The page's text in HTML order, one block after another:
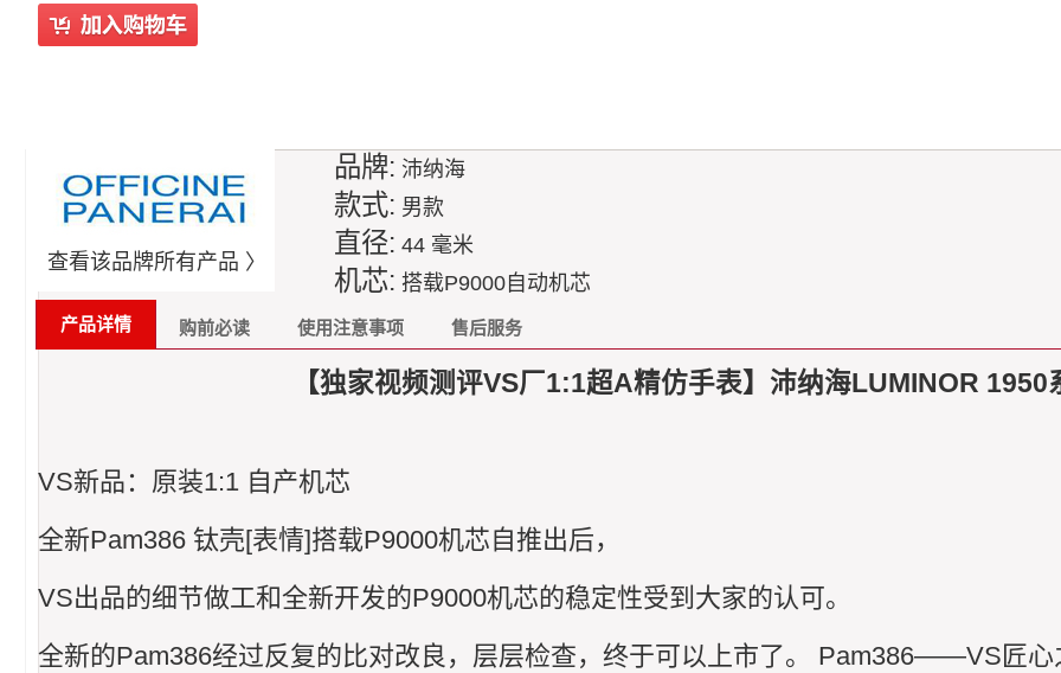
查看该品牌所有产品 〉
品牌: 沛纳海
款式: 男款
直径: 44 毫米
机芯: 搭载P9000自动机芯
产品详情 购前必读 使用注意事项 售后服务
【独家视频测评VS厂1:1超A精仿手表】沛纳海LUMINOR 1950
VS新品：原装1:1 自产机芯
全新Pam386 钛壳[表情]搭载P9000机芯自推出后，
VS出品的细节做工和全新开发的P9000机芯的稳定性受到大家的认可。
全新的Pam386经过反复的比对改良，层层检查，终于可以上市了。 Pam386——VS匠心